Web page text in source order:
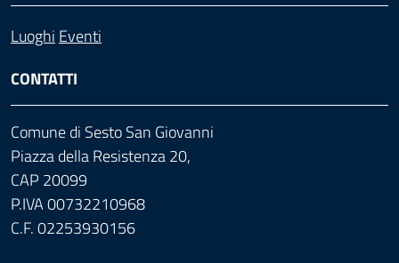
Luoghi Eventi
CONTATTI
Comune di Sesto San Giovanni
Piazza della Resistenza 20,
CAP 20099
P.IVA 00732210968
C.F. 02253930156